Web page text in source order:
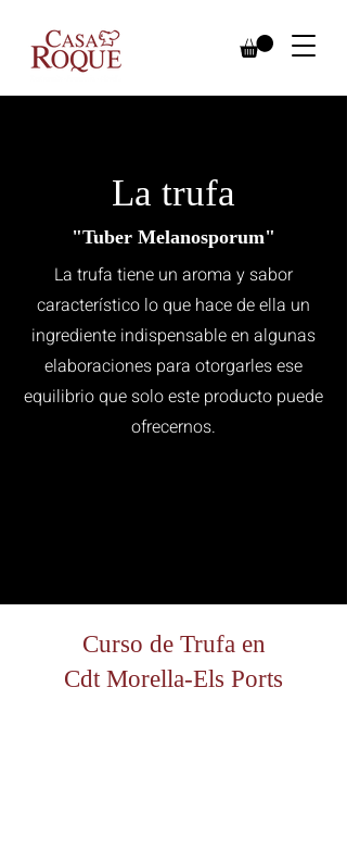
La trufa
"Tuber Melanosporum"
La trufa tiene un aroma y sabor
característico lo que hace de ella un
ingrediente indispensable en algunas
elaboraciones para otorgarles ese
equilibrio que solo este producto puede
ofrecernos.
Curso de Trufa en
Cdt Morella-Els Ports